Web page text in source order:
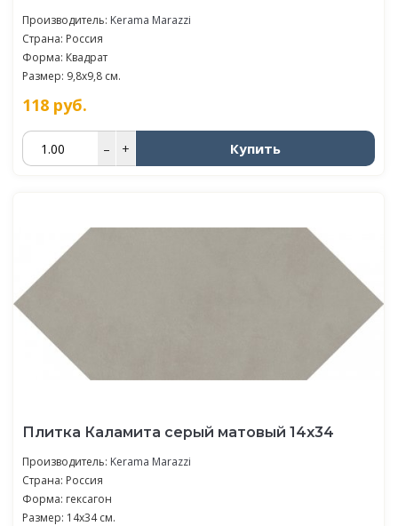
Производитель: Kerama Marazzi
Страна: Россия
Форма: Квадрат
Размер: 9,8x9,8 см.
118 руб.
– + Купить
Плитка Каламита серый матовый 14x34
Производитель: Kerama Marazzi
Страна: Россия
Форма: гексагон
Размер: 14x34 см.